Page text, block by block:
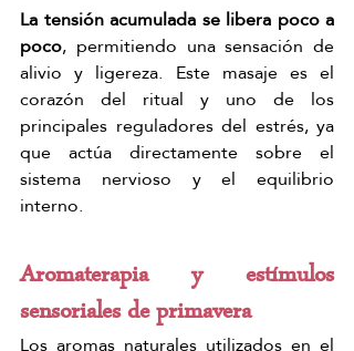
La tensión acumulada se libera poco a
poco, permitiendo una sensación de
alivio y ligereza. Este masaje es el
corazón del ritual y uno de los
principales reguladores del estrés, ya
que actúa directamente sobre el
sistema nervioso y el equilibrio
interno.
Aromaterapia y estímulos
sensoriales de primavera